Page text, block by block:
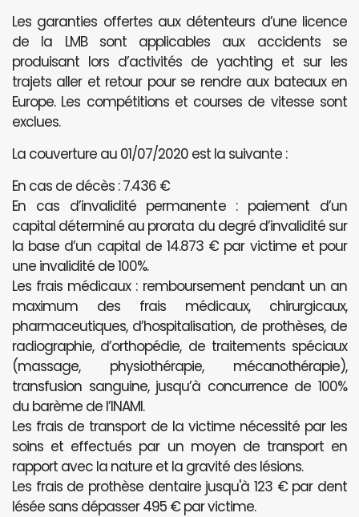
Les garanties offertes aux détenteurs d’une licence
de la LMB sont applicables aux accidents se
produisant lors d’activités de yachting et sur les
trajets aller et retour pour se rendre aux bateaux en
Europe. Les compétitions et courses de vitesse sont
exclues.
La couverture au 01/07/2020 est la suivante :
En cas de décès : 7.436 €
En cas d’invalidité permanente : paiement d’un
capital déterminé au prorata du degré d’invalidité sur
la base d’un capital de 14.873 € par victime et pour
une invalidité de 100%.
Les frais médicaux : remboursement pendant un an
maximum des frais médicaux, chirurgicaux,
pharmaceutiques, d’hospitalisation, de prothèses, de
radiographie, d’orthopédie, de traitements spéciaux
(massage, physiothérapie, mécanothérapie),
transfusion sanguine, jusqu’à concurrence de 100%
du barème de l’INAMI.
Les frais de transport de la victime nécessité par les
soins et effectués par un moyen de transport en
rapport avec la nature et la gravité des lésions.
Les frais de prothèse dentaire jusqu'à 123 € par dent
lésée sans dépasser 495 € par victime.